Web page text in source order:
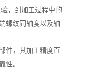
，到加工过程中的
螺纹同轴度以及轴
件，其加工精度直
性。